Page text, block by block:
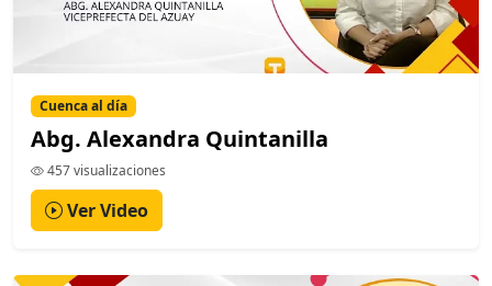
Cuenca al día
Abg. Alexandra Quintanilla
457 visualizaciones
Ver Video